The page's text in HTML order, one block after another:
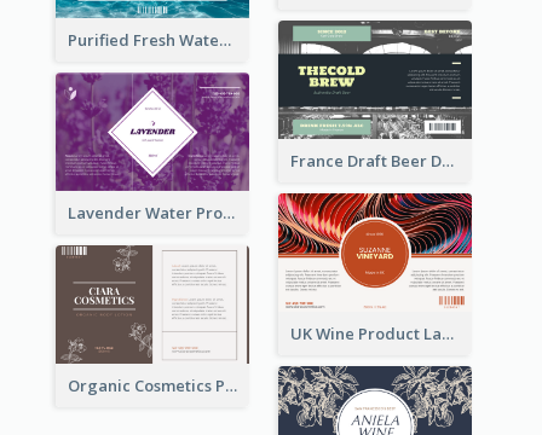
Purified Fresh Water Drink Label
France Draft Beer Drink Label
Lavender Water Product Label
UK Wine Product Label
Organic Cosmetics Product Label